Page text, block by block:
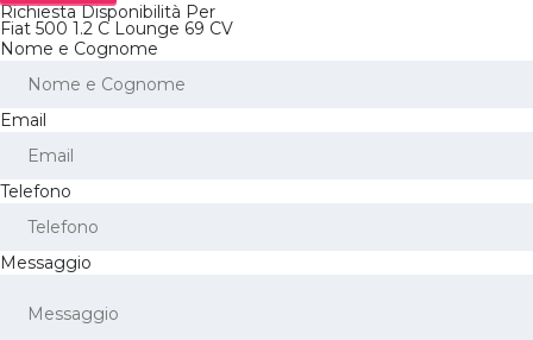
Richiesta Disponibilità Per
Fiat 500 1.2 C Lounge 69 CV
Nome e Cognome
Email
Telefono
Messaggio